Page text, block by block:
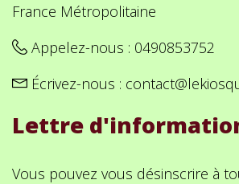
France Métropolitaine
Appelez-nous : 0490853752
Écrivez-nous :
Lettre
Vous pouvez vous désinscrire à